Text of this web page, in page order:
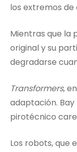
los extremos
Mientras que la
original y su
degradarse
Transformers,
adaptación.
pirotécnico
Los robots, que